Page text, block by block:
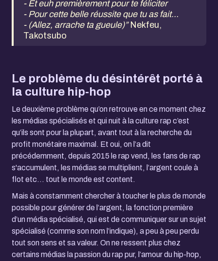
- Et euh premièrement pour te féliciter
- Pour cette belle réussite que tu as fait...
- (Allez, arrache ta gueule)” Nekfeu,
Takotsubo
Le problème du désintérêt porté à
la culture hip-hop
Le deuxième problème qu’on retrouve en ce moment chez
les médias spécialisés et qui nuit à la culture rap c’est
qu’ils sont pour la plupart, avant tout à la recherche du
profit monétaire maximal. Et oui, on l’a dit
précédemment, depuis 2015 le rap vend, les fans de rap
s'accumulent, les médias se multiplient, l’argent coule à
flot etc… tout le monde est content.
Mais à constamment chercher à toucher le plus de monde
possible pour générer de l’argent, la fonction première
d’un média spécialisé, qui est de communiquer sur un sujet
spécialisé (comme son nom l’indique), a peu à peu perdu
tout son sens et sa valeur. On ne ressent plus chez
certains médias la passion du rap pur, l’amour du hip-hop,